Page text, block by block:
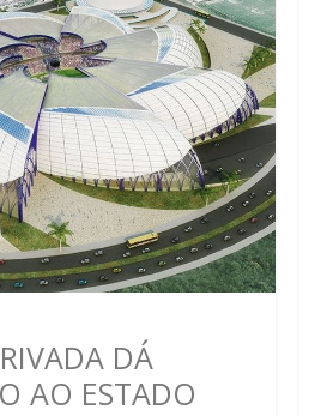
DÁ
AO ESTADO